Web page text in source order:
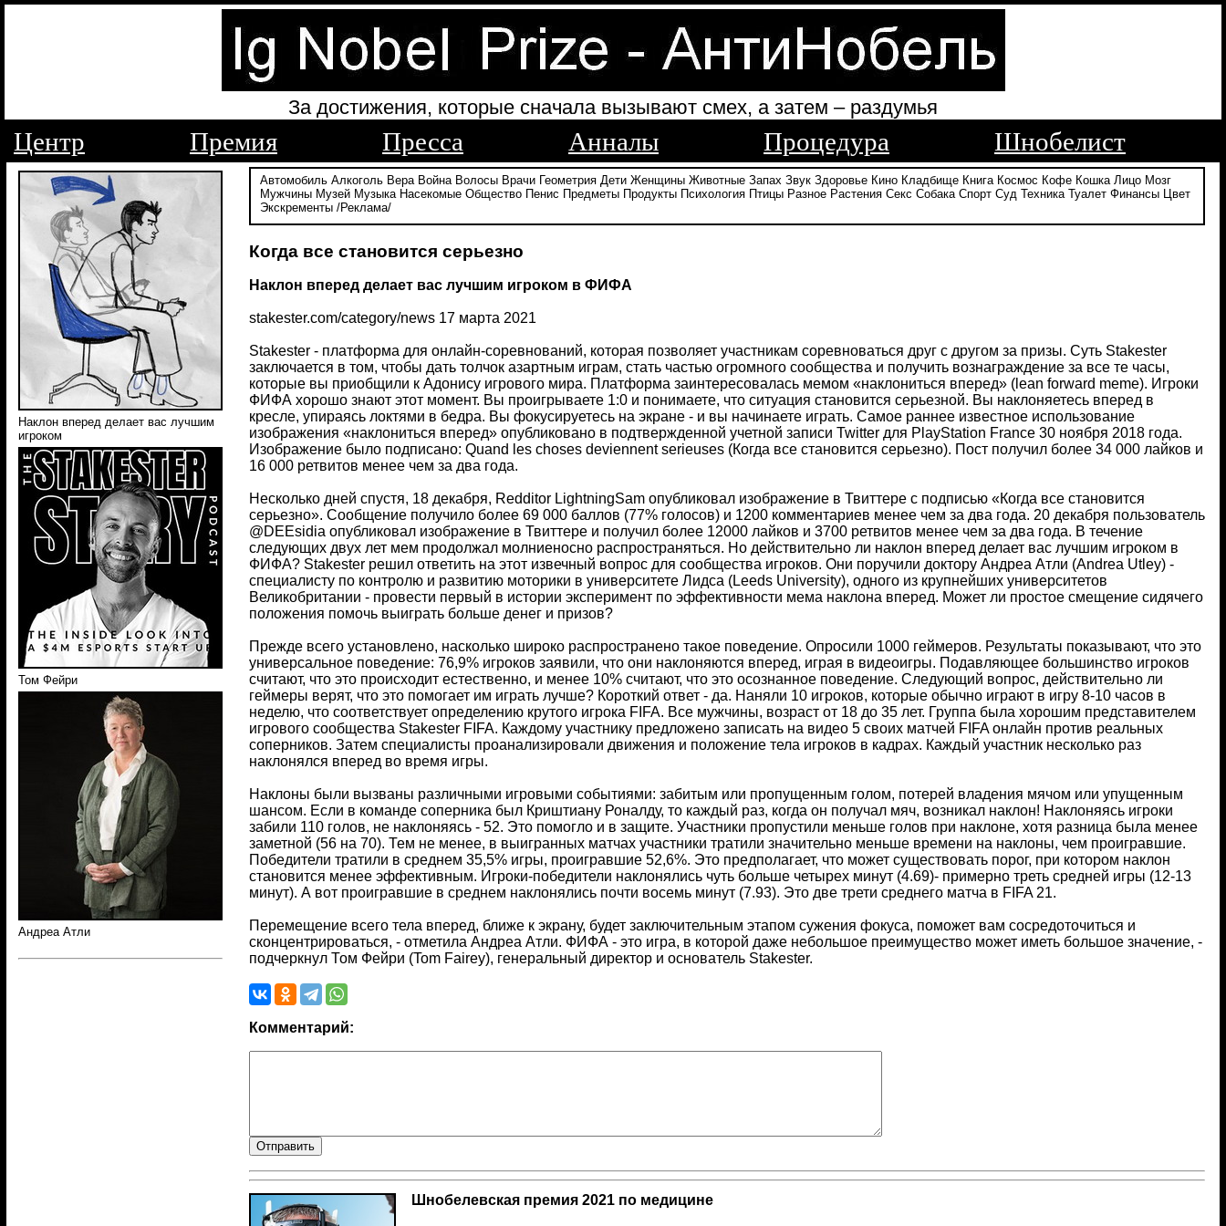
За достижения, которые сначала вызывают смех, а затем – раздумья
Центр Премия Пресса Анналы Процедура Шнобелист
Наклон вперед делает вас лучшим
игроком
Том Фейри
Андреа Атли
Автомобиль Алкоголь Вера Война Волосы Врачи Геометрия Дети Женщины Животные Запах Звук Здоровье Кино Кладбище Книга Космос Кофе Кошка Лицо Мозг
Мужчины Музей Музыка Насекомые Общество Пенис Предметы Продукты Психология Птицы Разное Растения Секс Собака Спорт Суд Техника Туалет Финансы
Цвет
Экскременты /Реклама/
Когда все становится серьезно
Наклон вперед делает вас лучшим игроком в ФИФА
stakester.com/category/news 17 марта 2021
Stakester - платформа для онлайн-соревнований, которая позволяет участникам соревноваться друг с другом за призы. Суть Stakester
заключается в том, чтобы дать толчок азартным играм, стать частью огромного сообщества и получить вознаграждение за все те часы,
которые вы приобщили к Адонису игрового мира. Платформа заинтересовалась мемом «наклониться вперед» (lean forward meme). Игроки
ФИФА хорошо знают этот момент. Вы проигрываете 1:0 и понимаете, что ситуация становится серьезной. Вы наклоняетесь вперед в
кресле, упираясь локтями в бедра. Вы фокусируетесь на экране - и вы начинаете играть. Самое раннее известное использование
изображения «наклониться вперед» опубликовано в подтвержденной учетной записи Twitter для PlayStation France 30 ноября 2018 года.
Изображение было подписано: Quand les choses deviennent serieuses (Когда все становится серьезно). Пост получил более 34 000 лайков и
16 000 ретвитов менее чем за два года.
Несколько дней спустя, 18 декабря, Redditor LightningSam опубликовал изображение в Твиттере с подписью «Когда все становится
серьезно». Сообщение получило более 69 000 баллов (77% голосов) и 1200 комментариев менее чем за два года. 20 декабря пользователь
@DEEsidia опубликовал изображение в Твиттере и получил более 12000 лайков и 3700 ретвитов менее чем за два года. В течение
следующих двух лет мем продолжал молниеносно распространяться. Но действительно ли наклон вперед делает вас лучшим игроком в
ФИФА? Stakester решил ответить на этот извечный вопрос для сообщества игроков. Они поручили доктору Андреа Атли (Andrea Utley) -
специалисту по контролю и развитию моторики в университете Лидса (Leeds University), одного из крупнейших университетов
Великобритании - провести первый в истории эксперимент по эффективности мема наклона вперед. Может ли простое смещение сидячего
положения помочь выиграть больше денег и призов?
Прежде всего установлено, насколько широко распространено такое поведение. Опросили 1000 геймеров. Результаты показывают, что это
универсальное поведение: 76,9% игроков заявили, что они наклоняются вперед, играя в видеоигры. Подавляющее большинство игроков
считают, что это происходит естественно, и менее 10% считают, что это осознанное поведение. Следующий вопрос, действительно ли
геймеры верят, что это помогает им играть лучше? Короткий ответ - да. Наняли 10 игроков, которые обычно играют в игру 8-10 часов в
неделю, что соответствует определению крутого игрока FIFA. Все мужчины, возраст от 18 до 35 лет. Группа была хорошим представителем
игрового сообщества Stakester FIFA. Каждому участнику предложено записать на видео 5 своих матчей FIFA онлайн против реальных
соперников. Затем специалисты проанализировали движения и положение тела игроков в кадрах. Каждый участник несколько раз
наклонялся вперед во время игры.
Наклоны были вызваны различными игровыми событиями: забитым или пропущенным голом, потерей владения мячом или упущенным
шансом. Если в команде соперника был Криштиану Роналду, то каждый раз, когда он получал мяч, возникал наклон! Наклоняясь игроки
забили 110 голов, не наклоняясь - 52. Это помогло и в защите. Участники пропустили меньше голов при наклоне, хотя разница была менее
заметной (56 на 70). Тем не менее, в выигранных матчах участники тратили значительно меньше времени на наклоны, чем проигравшие.
Победители тратили в среднем 35,5% игры, проигравшие 52,6%. Это предполагает, что может существовать порог, при котором наклон
становится менее эффективным. Игроки-победители наклонялись чуть больше четырех минут (4.69)- примерно треть средней игры (12-13
минут). А вот проигравшие в среднем наклонялись почти восемь минут (7.93). Это две трети среднего матча в FIFA 21.
Перемещение всего тела вперед, ближе к экрану, будет заключительным этапом сужения фокуса, поможет вам сосредоточиться и
сконцентрироваться, - отметила Андреа Атли. ФИФА - это игра, в которой даже небольшое преимущество может иметь большое значение, -
подчеркнул Том Фейри (Tom Fairey), генеральный директор и основатель Stakester.
Комментарий:
Шнобелевская премия 2021 по медицине